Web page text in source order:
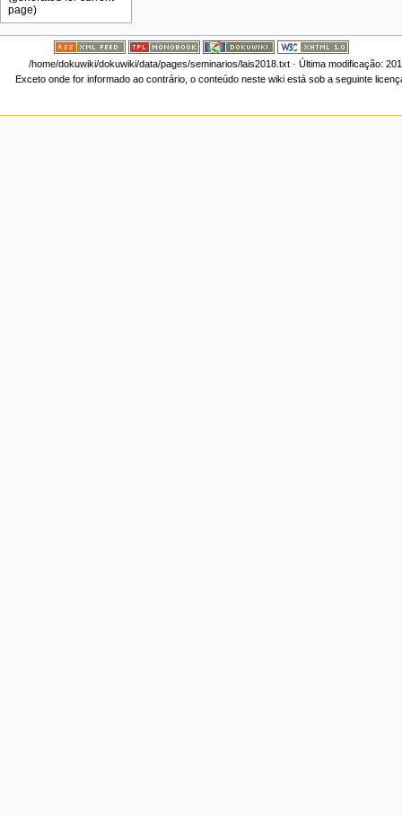
/home/dokuwiki/dokuwiki/data/pages/seminarios/lais2018.txt· Última modificação:
Exceto onde for informado ao contrário, o conteúdo neste wiki está sob a seguinte